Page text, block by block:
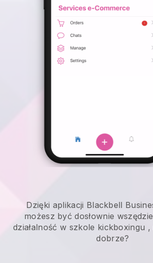
Dzięki aplikacji Blackbell
możesz być dosłownie
działalność w szkole kickboxingu ,
dobrze?